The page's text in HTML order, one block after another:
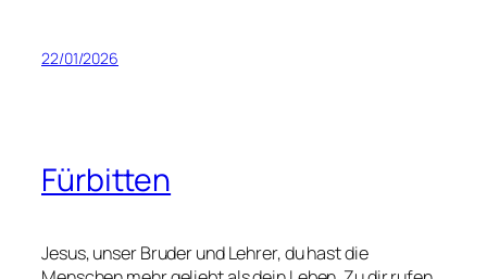
22/01/2026
Fürbitten
Jesus, unser Bruder und Lehrer, du hast die